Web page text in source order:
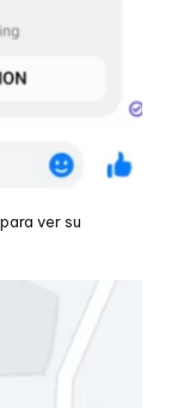
ver su